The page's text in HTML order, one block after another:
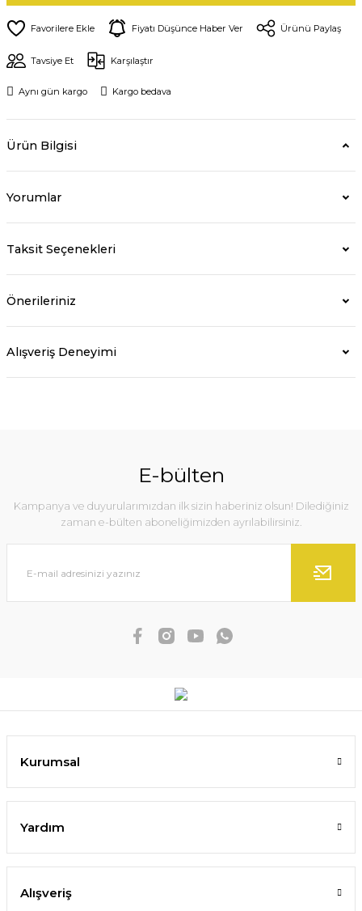
Fiyatı Düşünce Haber Ver Ürünü Paylaş
Tavsiye Et Karşılaştır
Aynı gün kargo Kargo bedava
Ürün Bilgisi
Yorumlar
Taksit Seçenekleri
Önerileriniz
Alışveriş Deneyimi
E-bülten
Kampanya ve duyurularımızdan ilk sizin haberiniz olsun! Dilediğiniz
zaman e-bülten aboneliğimizden ayrılabilirsiniz.
Kurumsal
Yardım
Alışveriş